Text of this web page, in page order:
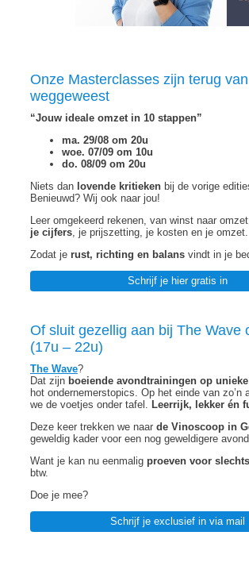
Onze Masterclasses zijn terug van
weggeweest
“Jouw ideale omzet in 10 stappen”
ma. 29/08 om 20u
woe. 07/09 om 10u
do. 08/09 om 20u
Niets dan lovende kritieken bij de vorige
Benieuwd? Wij ook naar jou!
Leer omgekeerd rekenen, van winst naar
je cijfers, je prijszetting, je kosten en je omzet.
Zodat je rust, richting en balans vindt in je
Schrijf je hier gratis in
Of sluit gezellig aan bij The Wave
(17u – 22u)
The Wave?
Dat zijn boeiende avondtrainingen op
hot ondernemerstopics. Op het einde van zo’n
we de voetjes onder tafel. Leerrijk, lekker én
Deze keer trekken we naar de Vinoscoop in
geweldig kader voor een nog geweldigere
Want je kan nu eenmalig proeven voor
btw.
Doe je mee?
Schrijf je exclusief in via mail